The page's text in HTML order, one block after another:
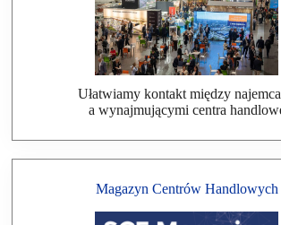
Ułatwiamy kontakt między
a wynajmującymi centra
Magazyn Centrów Handlowych